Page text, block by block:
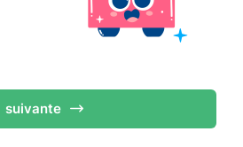
suivante